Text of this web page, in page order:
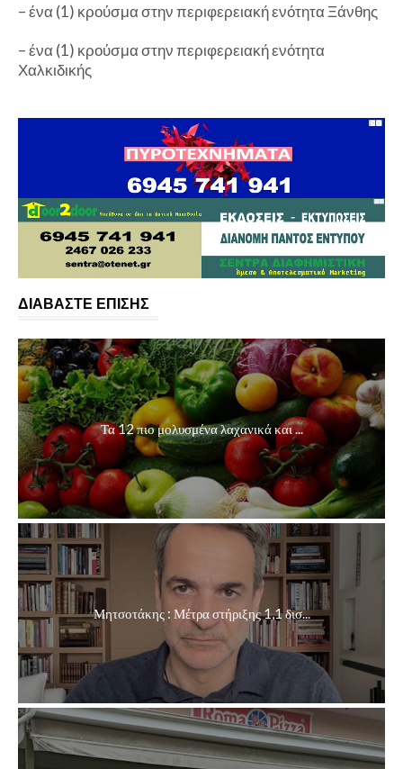
– ένα (1) κρούσμα στην περιφερειακή ενότητα Ξάνθης
– ένα (1) κρούσμα στην περιφερειακή ενότητα
Χαλκιδικής
ΔΙΑΒΑΣΤΕ ΕΠΙΣΗΣ
Τα 12 πιο μολυσμένα λαχανικά και ...
Μητσοτάκης : Μέτρα στήριξης 1,1 δισ...